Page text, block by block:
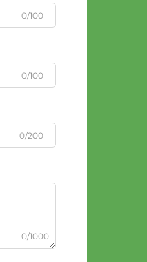
0/100
0/100
0/200
0/1000